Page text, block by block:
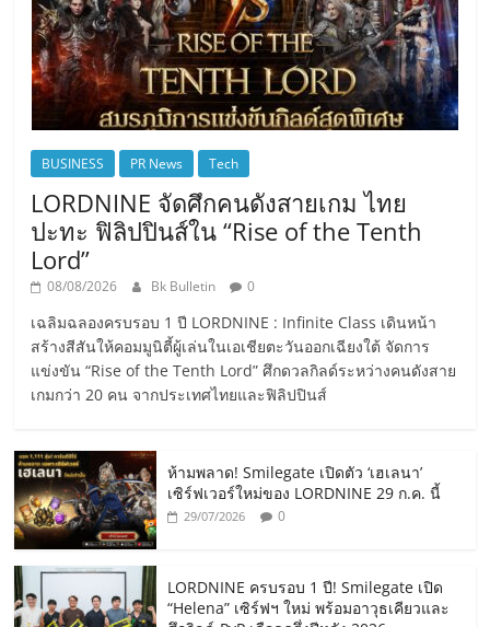
BUSINESS PR News Tech
LORDNINE จัดศึกคนดังสายเกม ไทย
ปะทะ ฟิลิปปินส์ใน “Rise of the Tenth
Lord”
08/08/2026 Bk Bulletin 0
เฉลิมฉลองครบรอบ 1 ปี LORDNINE : Infinite Class เดินหน้า
สร้างสีสันให้คอมมูนิตี้ผู้เล่นในเอเชียตะวันออกเฉียงใต้ จัดการ
แข่งขัน “Rise of the Tenth Lord” ศึกดวลกิลด์ระหว่างคนดังสาย
เกมกว่า 20 คน จากประเทศไทยและฟิลิปปินส์
ห้ามพลาด! Smilegate เปิดตัว ‘เฮเลนา’
เซิร์ฟเวอร์ใหม่ของ LORDNINE 29 ก.ค. นี้
29/07/2026 0
LORDNINE ครบรอบ 1 ปี! Smilegate เปิด
“Helena” เซิร์ฟฯ ใหม่ พร้อมอาวุธเคียวและ